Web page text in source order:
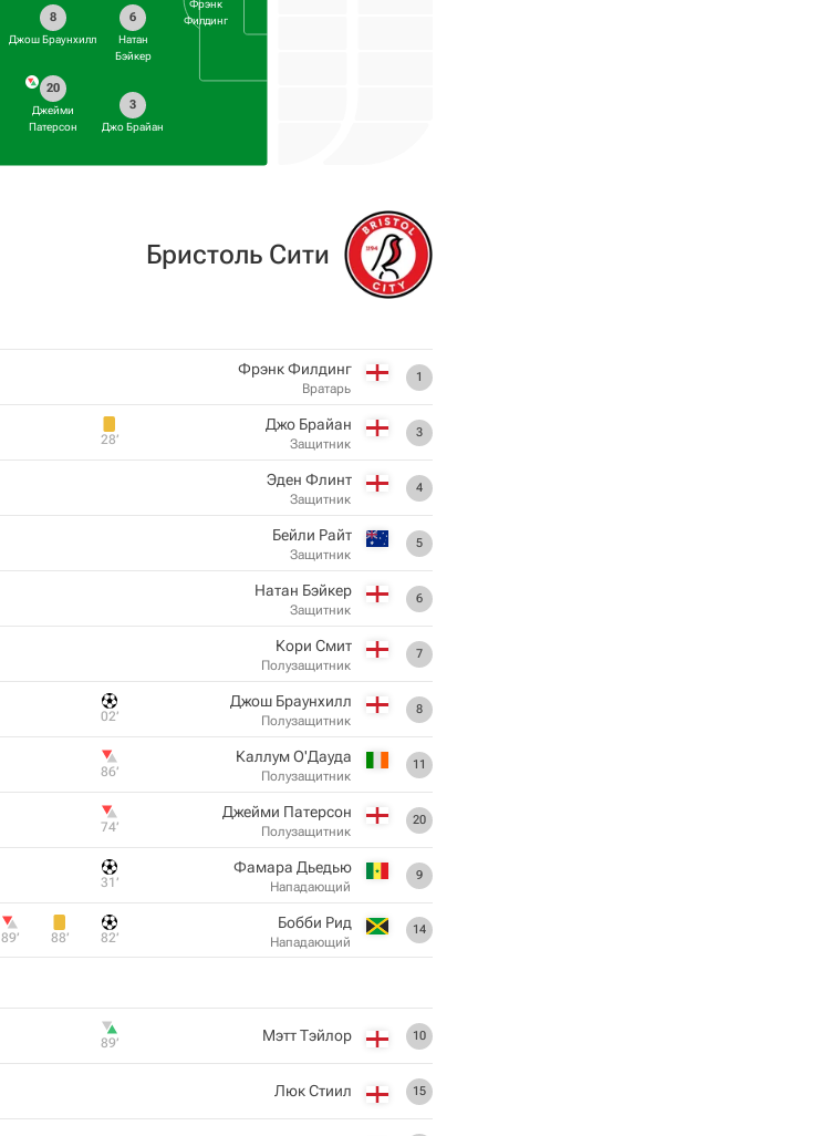
Фрэнк
Филдинг
6
Натан
Бэйкер
3
Джо Брайан
8
Джош Браунхилл
20
Джейми
Патерсон
Бристоль Сити
1
Фрэнк Филдинг
Вратарь
3
Джо Брайан
Защитник
28‎’‎
4
Эден Флинт
Защитник
5
Бейли Райт
Защитник
6
Натан Бэйкер
Защитник
7
Кори Смит
Полузащитник
8
Джош Браунхилл
Полузащитник
02‎’‎
11
Каллум О'Дауда
Полузащитник
86‎’‎
20
Джейми Патерсон
Полузащитник
74‎’‎
9
Фамара Дьедью
Нападающий
31‎’‎
14
Бобби Рид
Нападающий
82‎’‎
88‎’‎
89‎’‎
10
Мэтт Тэйлор
89‎’‎
15
Люк Стиил